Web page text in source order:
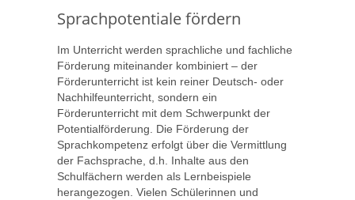
Sprachpotentiale fördern
Im Unterricht werden sprachliche und fachliche
Förderung miteinander kombiniert – der
Förderunterricht ist kein reiner Deutsch- oder
Nachhilfeunterricht, sondern ein
Förderunterricht mit dem Schwerpunkt der
Potentialförderung. Die Förderung der
Sprachkompetenz erfolgt über die Vermittlung
der Fachsprache, d.h. Inhalte aus den
Schulfächern werden als Lernbeispiele
herangezogen. Vielen Schülerinnen und